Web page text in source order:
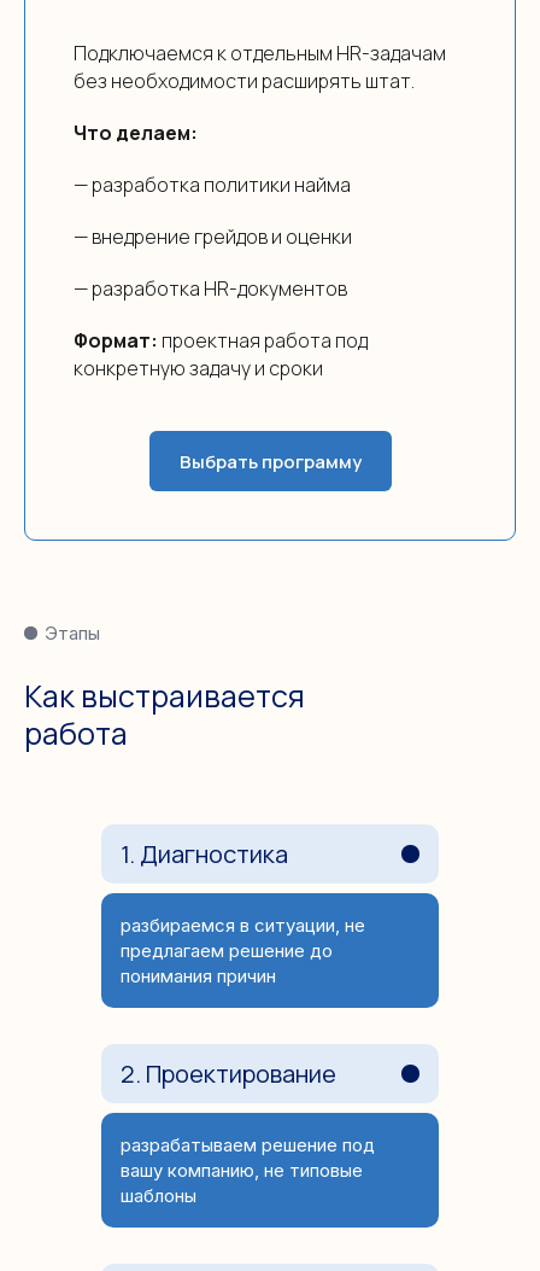
Подключаемся к отдельным HR-задачам
без необходимости расширять штат.
Что делаем:
— разработка политики найма
— внедрение грейдов и оценки
— разработка HR-документов
Формат: проектная работа под
конкретную задачу и сроки
Выбрать программу
Как выстраивается
работа
Этапы
разрабатываем решение под
вашу компанию, не типовые
шаблоны
2. Проектирование
разбираемся в ситуации, не
предлагаем решение до
понимания причин
1. Диагностика